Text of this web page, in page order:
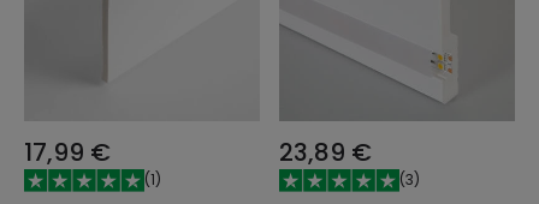
17,99 €
(1)
23,89 €
(3)